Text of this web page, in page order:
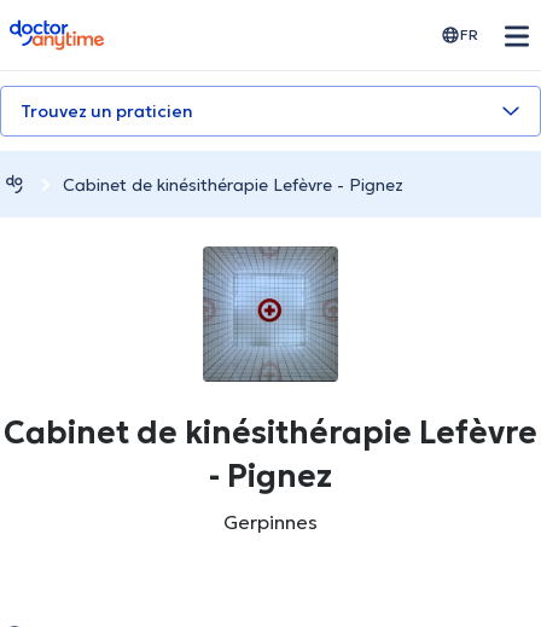
doctoranytime FR
Trouvez un praticien
Cabinet de kinésithérapie Lefèvre - Pignez
Cabinet de kinésithérapie Lefèvre
- Pignez
Gerpinnes